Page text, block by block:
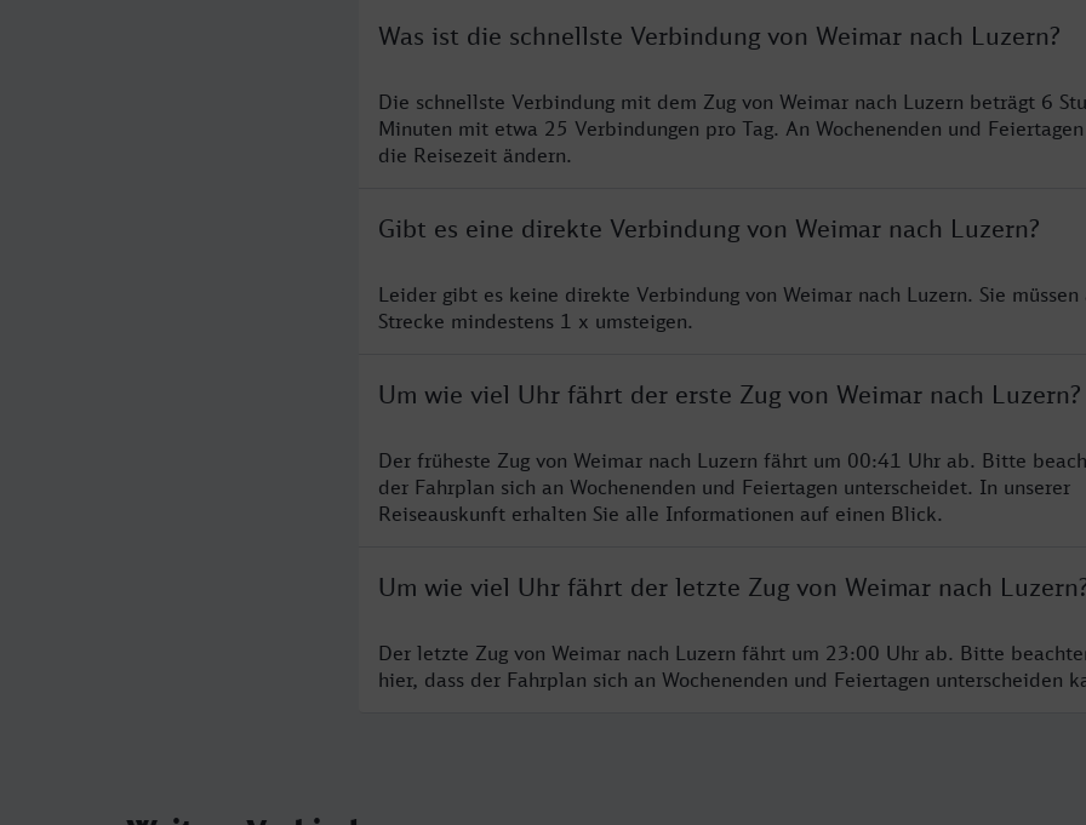
Was ist die schnellste Verbindung von Weimar nach Luzern?
Die schnellste Verbindung mit dem Zug von Weimar nach Luzern beträgt 6
Minuten mit etwa 25 Verbindungen pro Tag. An Wochenenden und
die Reisezeit ändern.
Gibt es eine direkte Verbindung von Weimar nach Luzern?
Leider gibt es keine direkte Verbindung von Weimar nach Luzern. Sie
Strecke mindestens 1 x umsteigen.
Um wie viel Uhr fährt der erste Zug von Weimar nach Luzern?
Der früheste Zug von Weimar nach Luzern fährt um 00:41 Uhr ab. Bitte
der Fahrplan sich an Wochenenden und Feiertagen unterscheidet. In unserer
Reiseauskunft erhalten Sie alle Informationen auf einen Blick.
Um wie viel Uhr fährt der letzte Zug von Weimar nach
Der letzte Zug von Weimar nach Luzern fährt um 23:00 Uhr ab. Bitte
hier, dass der Fahrplan sich an Wochenenden und Feiertagen unterscheiden